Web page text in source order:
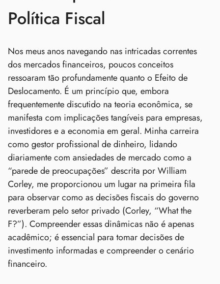
Política Fiscal
Nos meus anos navegando nas intricadas correntes
dos mercados financeiros, poucos conceitos
ressoaram tão profundamente quanto o Efeito de
Deslocamento. É um princípio que, embora
frequentemente discutido na teoria econômica, se
manifesta com implicações tangíveis para empresas,
investidores e a economia em geral. Minha carreira
como gestor profissional de dinheiro, lidando
diariamente com ansiedades de mercado como a
“parede de preocupações” descrita por William
Corley, me proporcionou um lugar na primeira fila
para observar como as decisões fiscais do governo
reverberam pelo setor privado (Corley, “What the
F?”). Compreender essas dinâmicas não é apenas
acadêmico; é essencial para tomar decisões de
investimento informadas e compreender o cenário
financeiro.